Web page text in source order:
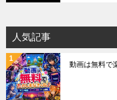
人気記事
動画は無料で